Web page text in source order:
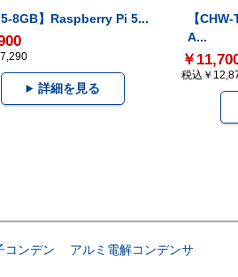
8GB】Raspberry Pi 5...
詳細を見る
【
A...
￥
税込￥
コンデン
アルミ電解コンデンサ